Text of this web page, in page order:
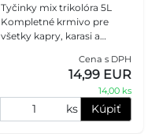
Tyčinky mix trikolóra 5L
Kompletné krmivo pre
všetky kapry, karasi a
Správne vyvážené zloženie
zaručuje dokonalé, plnoene
Cena s DPH
14,99 EUR
14,00 ks
ks Kúpiť